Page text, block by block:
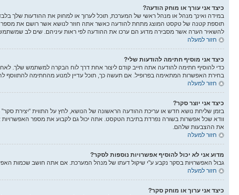
כיצד אני עורך או מוחק הודעה?
במידה ואינך מנהל או מנהל ראשי של המערכת, תוכל לערוך או למחוק את ההודעות שלך
תוספת קטנה של טקסט המוצג מתחת להודעה כאשר אתה חוזר לנושא אשר רושם את מספר
להשאיר הערה אשר מסבירה מדוע הם ערכו את ההודעה לפי ראות עיניהם. שים לב
חזור למעלה
כיצד אני מוסיף חתימה להודעות שלי?
כדי להוסיף חתימה להודעה אתה חייב קודם ליצור אחת דרך לוח הבקרה למשתמש שלך.
בחירת האפשרות המתאימה בפרופיל. אם תעשה כך, תוכל עדיין למנוע מהחתימה להתווסף
חזור למעלה
כיצד אני יוצר סקר?
בזמן שליחת נושא חדש או עריכת ההודעה הראשונה של הנושא, לחץ על התווית “יצירת
את ההצבעות שלהם.
חזור למעלה
מדוע אני לא יכול להוסיף אפשרויות נוספות לסקר?
גבול האפשרויות בסקר נקבע ע"י שיקול דעתו של מנהל המערכת. אם אתה חושב שכמות
חזור למעלה
כיצד אני ערוך או מוחק סקר?